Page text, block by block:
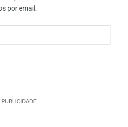
por email.
PUBLICIDADE